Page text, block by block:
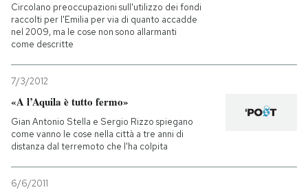
Circolano preoccupazioni sull'utilizzo dei fondi
raccolti per l'Emilia per via di quanto accadde
nel 2009, ma le cose non sono allarmanti
come descritte
7/3/2012
«A l’Aquila è tutto fermo»
Gian Antonio Stella e Sergio Rizzo spiegano
come vanno le cose nella città a tre anni di
distanza dal terremoto che l'ha colpita
6/6/2011